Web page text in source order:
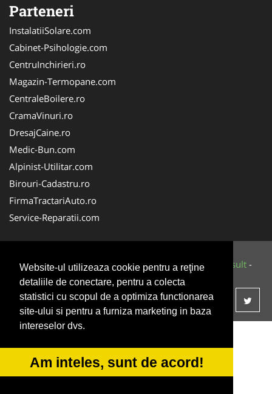
Website-ul utilizeaza cookie pentru a reţine
detaliile de conectare, pentru a colecta
statistici cu scopul de a optimiza functionarea
site-ului si pentru a furniza marketing in baza
intereselor dvs.
Am inteles, sunt de acord!
Parteneri
InstalatiiSolare.com
Cabinet-Psihologie.com
CentruInchirieri.ro
Magazin-Termopane.com
CentraleBoilere.ro
CramaVinuri.ro
DresajCaine.ro
Medic-Bun.com
Alpinist-Utilitar.com
Birouri-Cadastru.ro
FirmaTractariAuto.ro
Service-Reparatii.com
© 2014-2026 Powered byVilonMedia& Tokaido Consult -
ANPC SOL